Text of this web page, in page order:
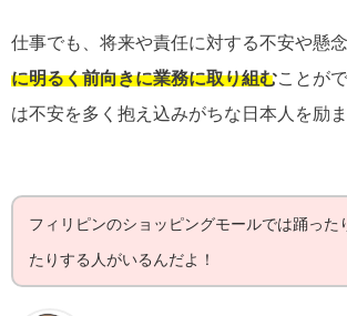
仕事でも、将来や責任に対する不安や懸
に明るく前向きに業務に取り組むことが
は不安を多く抱え込みがちな日本人を励ま
フィリピンのショッピングモールでは踊った
たりする人がいるんだよ！